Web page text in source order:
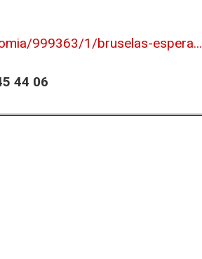
999363/1/bruselas-espera...
44 06